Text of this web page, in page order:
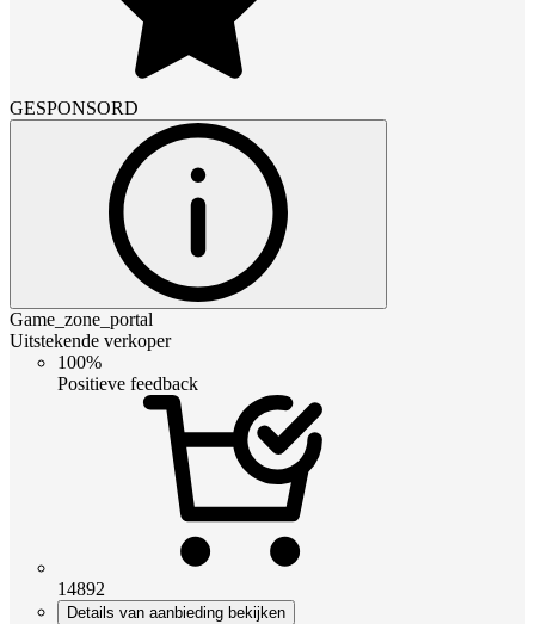
GESPONSORD
Game_zone_portal
Uitstekende verkoper
100%
Positieve feedback
14892
Details van aanbieding bekijken